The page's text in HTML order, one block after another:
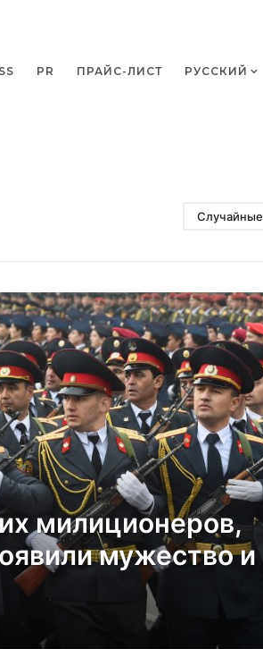
PR ПРАЙС-ЛИСТ РУССКИЙ
Случайные
милиционеров,
мужество и